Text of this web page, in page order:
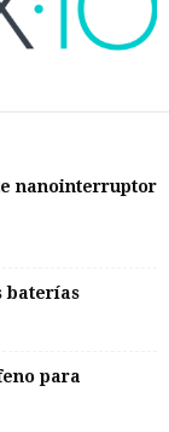
nanointerruptor
baterías
para